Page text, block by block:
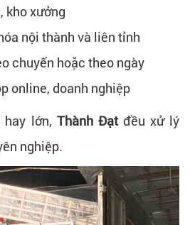
kho xưởng
nội thành và liên tỉnh
chuyến hoặc theo ngày
online, doanh nghiệp
hay lớn, Thành Đạtđều xử lý
nghiệp.